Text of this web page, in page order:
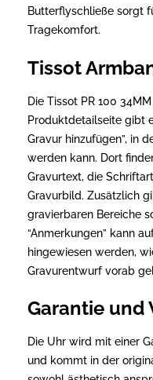
Butterflyschließe sorgt
Tragekomfort.
Tissot
Die Tissot PR 100
Produktdetailseite gibt
Gravur hinzufügen”, in
werden kann. Dort
Gravurtext, die
Gravurbild. Zusätzlich
gravierbaren Bereiche
“Anmerkungen” kann
hingewiesen werden,
Gravurentwurf vorab
Garantie und
Die Uhr wird mit einer
und kommt in der